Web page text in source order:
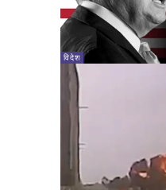
विदेश